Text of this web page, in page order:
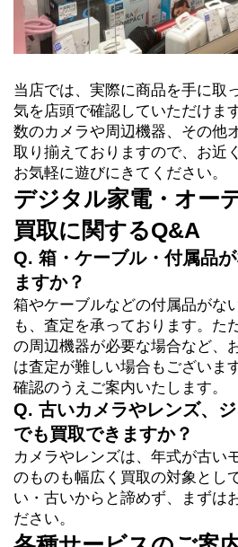
当店では、実際に商品を手に取
気を店頭で確認していただけま
数のカメラや周辺機器、その他
取り揃えておりますので、お近
お気軽に遊びにきてください。
デジタル家電・オー
買取に関するQ&A
Q. 箱・ケーブル・付属品
ますか？
箱やケーブルなどの付属品がな
も、査定を承っております。た
の周辺機器が必要な場合など、
は査定が難しい場合もございま
確認のうえご案内いたします。
Q. 古いカメラやレンズ、
でも買取できますか？
カメラやレンズは、年式が古い
のものも幅広く買取の対象とし
い・古いからと諦めず、まずは
ださい。